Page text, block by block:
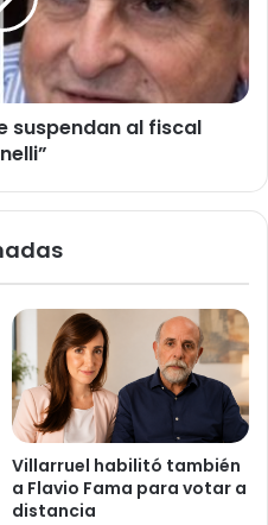
suspendan al fiscal
Villarruel habilitó también
a Flavio Fama para votar a
distancia